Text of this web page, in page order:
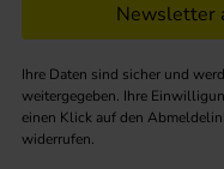
Newsletter
Ihre Daten sind sicher und
weitergegeben. Ihre
einen Klick auf den
widerrufen.